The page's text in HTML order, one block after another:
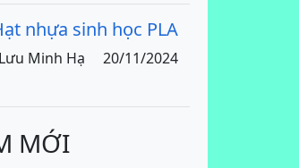
nhựa sinh học PLA
Lưu Minh Hạ 20/11/2024
MỚI